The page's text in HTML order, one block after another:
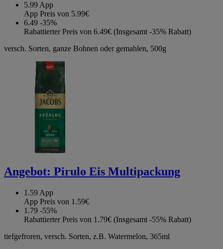
5.99 App
App Preis von 5.99€
6.49 -35%
Rabattierter Preis von 6.49€ (Insgesamt -35% Rabatt)
versch. Sorten, ganze Bohnen oder gemahlen, 500g
Angebot: Pirulo Eis Multipackung
1.59 App
App Preis von 1.59€
1.79 -55%
Rabattierter Preis von 1.79€ (Insgesamt -55% Rabatt)
tiefgefroren, versch. Sorten, z.B. Watermelon, 365ml